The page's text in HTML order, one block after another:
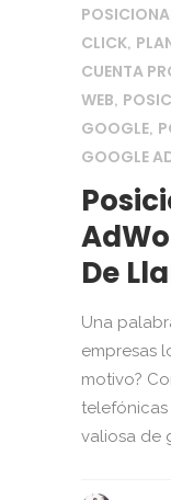
CLICK,
CUENTA
WEB,
GOOGLE,
GOOGLE
De
Una
empresas
motivo?
valiosa de